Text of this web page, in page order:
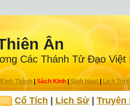
Ân
Các Thánh Tử Ðạo Việt
Kinh Thánh Sách Kinh|Sinh Hoạt| Lịch Trình
Cổ Tích Lịch Sử
Truyện